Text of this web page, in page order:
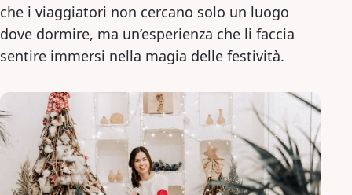
che i viaggiatori non cercano solo un luogo
dove dormire, ma un’esperienza che li faccia
sentire immersi nella magia delle festività.